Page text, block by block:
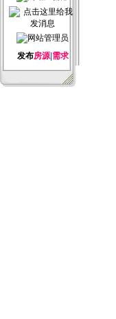
发布房源| 需求